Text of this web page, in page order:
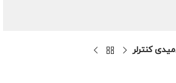
میدی کنترلر